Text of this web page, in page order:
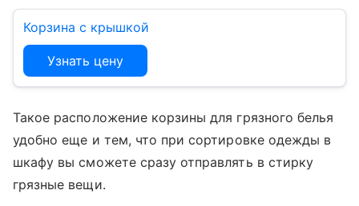
Корзина с крышкой
Узнать цену
Такое расположение корзины для грязного белья
удобно еще и тем, что при сортировке одежды в
шкафу вы сможете сразу отправлять в стирку
грязные вещи.